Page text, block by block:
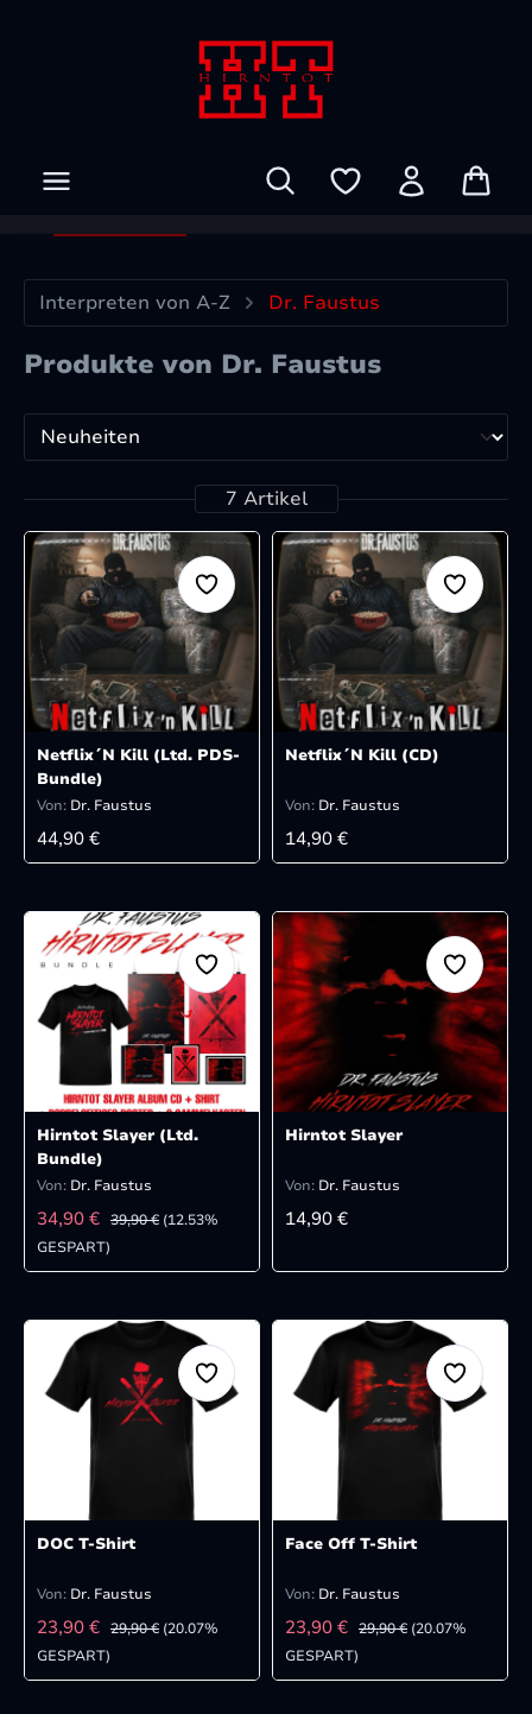
Interpreten von A-Z Dr. Faustus
Produkte von Dr. Faustus
7 Artikel
Netflix´N Kill (Ltd. PDS-
Bundle)
Von: Dr. Faustus
REGULÄRER PREIS:
44,90 €
Netflix´N Kill (CD)
Von: Dr. Faustus
REGULÄRER PREIS:
14,90 €
Hirntot Slayer (Ltd.
Bundle)
Von: Dr. Faustus
VERKAUFSPREIS:
34,90 € REGULÄRER PREIS:
39,90 € (12.53%
GESPART)
Hirntot Slayer
Von: Dr. Faustus
REGULÄRER PREIS:
14,90 €
DOC T-Shirt
Von: Dr. Faustus
VERKAUFSPREIS:
23,90 € REGULÄRER PREIS:
29,90 € (20.07%
GESPART)
Face Off T-Shirt
Von: Dr. Faustus
VERKAUFSPREIS:
23,90 € REGULÄRER PREIS:
29,90 € (20.07%
GESPART)